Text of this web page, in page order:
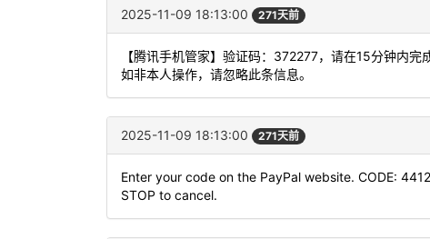
2025-11-09 18:13:00 271天前
【腾讯手机管家】验证码：372277，请在15分钟内
如非本人操作，请忽略此条信息。
2025-11-09 18:13:00 271天前
Enter your code on the PayPal website. CODE:
STOP to cancel.